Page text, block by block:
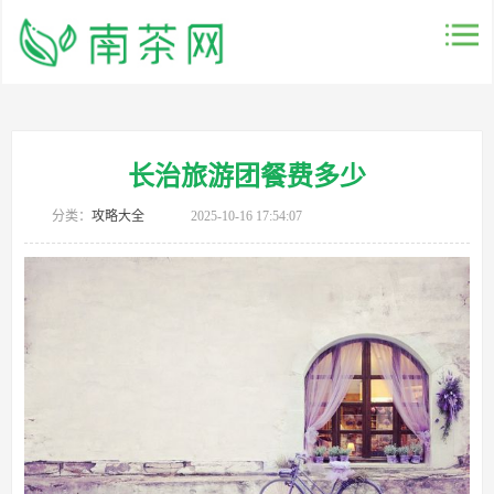
长治旅游团餐费多少
分类： 攻略大全 2025-10-16 17:54:07